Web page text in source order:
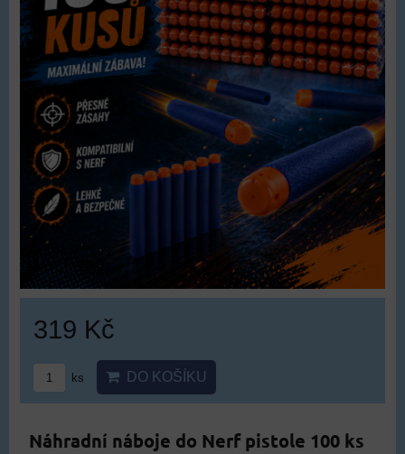
319 Kč
ks DO KOŠÍKU
Náhradní náboje do Nerf pistole 100 ks